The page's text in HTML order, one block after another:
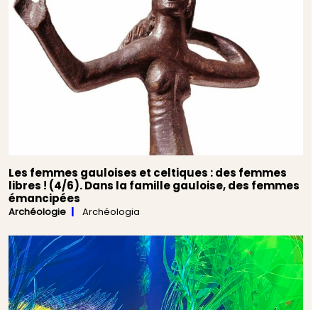
Les femmes gauloises et celtiques : des femmes
libres ! (4/6). Dans la famille gauloise, des femmes
émancipées
Archéologie Archéologia